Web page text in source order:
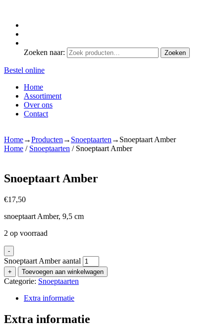
Zoeken naar: Zoeken
Bestel online
Home
Assortiment
Over ons
Contact
Home→Producten → Snoeptaarten → Snoeptaart Amber
Home / Snoeptaarten / Snoeptaart Amber
Snoeptaart Amber
€17,50
snoeptaart Amber, 9,5 cm
2 op voorraad
-
Snoeptaart Amber aantal
+ Toevoegen aan winkelwagen
Categorie: Snoeptaarten
Extra informatie
Extra informatie